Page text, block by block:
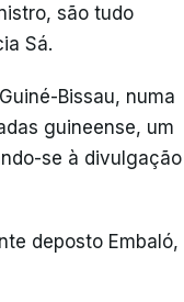
são tudo
Sá.
Bissau, numa
guineense, um
se à divulgação
deposto Embaló,